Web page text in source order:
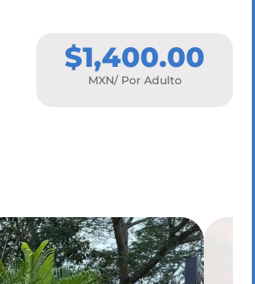
$1,400.00
MXN/ Por Adulto